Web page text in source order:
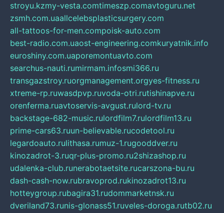
stroyu.kzmy-vesta.comtimeszp.comavtoguru.net
zsmh.com.uaallcelebsplasticsurgery.com
all-tattoos-for-men.compoisk-auto.com
best-radio.com.uaost-engineering.comkuryatnik.info
euroshiny.com.uaporemontuavto.com
searchus-nauti.rumirmam.infosmi366.ru
transgazstroy.ruorgmanagement.orgyes-fitness.ru
xtreme-rp.ruwasdpvp.ruvoda-otri.rutishinapve.ru
orenferma.ruavtoservis-avgust.rulord-tv.ru
backstage-682-music.rulordfilm7.rulordfilm13.ru
prime-cars63.ruun-believable.rucodetool.ru
legardoauto.rulithasa.rumuz-1.rugooddver.ru
kinozadrot-3.ruqr-plus-promo.ru2shizashop.ru
udalenka-club.runerabotaetsite.rucarszona-bu.ru
dash-cash-now.rubravoprod.rukinozadrot13.ru
hotteygroup.rubagira31.rudommarketnsk.ru
dveriland73.runis-glonass51.ruveles-doroga.rutb02.ru